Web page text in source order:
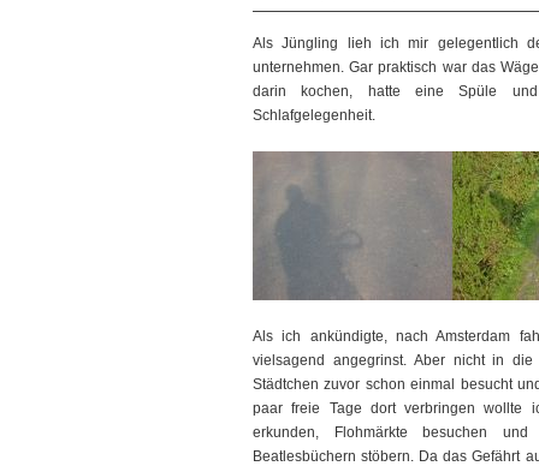
Als Jüngling lieh ich mir gelegentlich
unternehmen. Gar praktisch war das
darin kochen, hatte eine Spüle
Schlafgelegenheit.
Als ich ankündigte, nach Amsterdam
vielsagend angegrinst. Aber nicht in
Städtchen zuvor schon einmal besucht
paar freie Tage dort verbringen wollte
erkunden, Flohmärkte besuchen
Beatlesbüchern stöbern. Da das Gefährt